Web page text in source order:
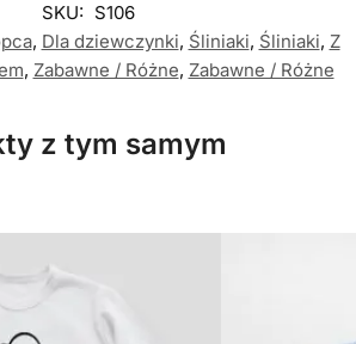
SKU: S106
, Dla dziewczynki, Śliniaki, Śliniaki, Z
, Zabawne / Różne, Zabawne / Różne
z tym samym